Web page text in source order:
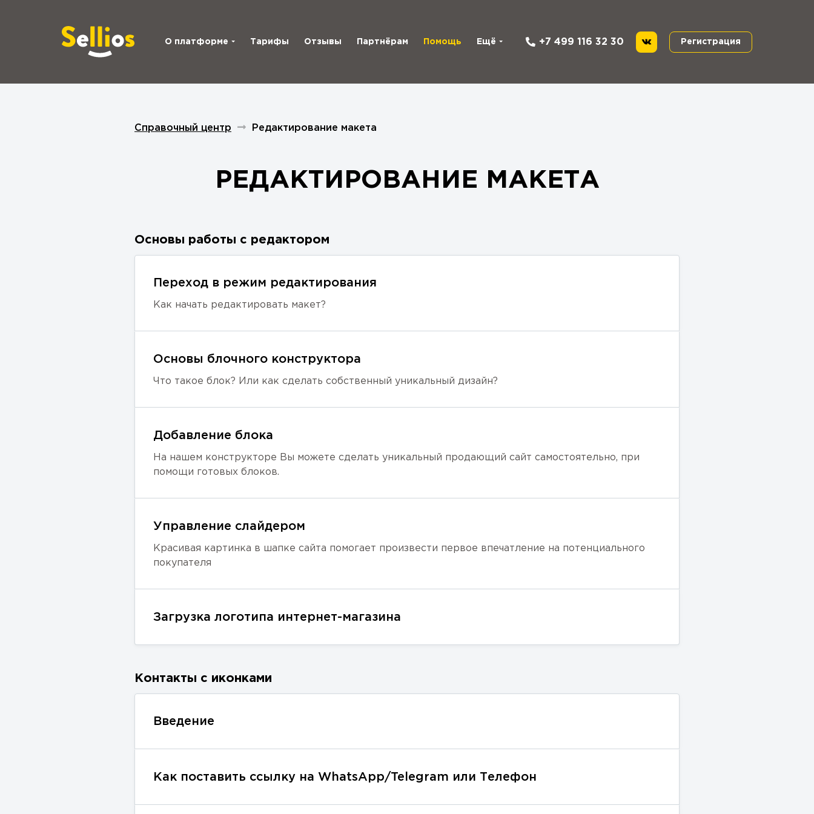
О платформе Тарифы Отзывы Партнёрам Помощь Ещё Регистрация
+7 499 116 32 30
Справочный центр Редактирование макета
РЕДАКТИРОВАНИЕ МАКЕТА
Основы работы с редактором
Переход в режим редактирования
Как начать редактировать макет?
Основы блочного конструктора
Что такое блок? Или как сделать собственный уникальный дизайн?
Добавление блока
На нашем конструкторе Вы можете сделать уникальный продающий сайт самостоятельно, при
помощи готовых блоков.
Управление слайдером
Красивая картинка в шапке сайта помогает произвести первое впечатление на потенциального
покупателя
Загрузка логотипа интернет-магазина
Контакты с иконками
Введение
Как поставить ссылку на WhatsApp/Telegram или Телефон